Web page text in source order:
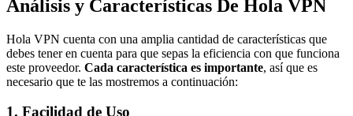
Análisis y Características De Hola VPN
Hola VPN cuenta con una amplia cantidad de características que
debes tener en cuenta para que sepas la eficiencia con que funciona
este proveedor. Cada característica es importante, así que es
necesario que te las mostremos a continuación:
1. Facilidad de Uso